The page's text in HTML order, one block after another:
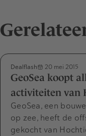
Dealflash 20 mei 2015
GeoSea koopt
activiteiten van
GeoSea, een
op zee, heeft de
gekocht van